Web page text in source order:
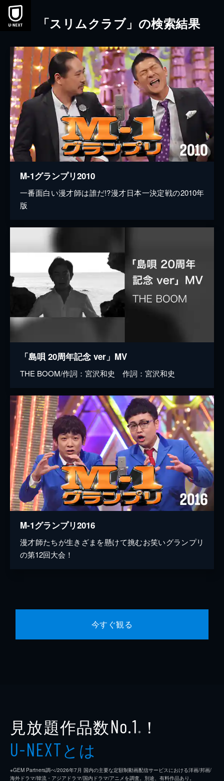
本文へスキップ
「スリムクラブ」の検索結果
M-1グランプリ2010
一番面白い漫才師は誰だ!?漫才日本一決定戦の2010年
版
「島唄 20周年記念 ver」MV
THE BOOM/作詞：宮沢和史 作詞：宮沢和史
M-1グランプリ2016
漫才師たちが生きざまを懸けて挑むお笑いグランプリ
の第12回大会！
今すぐ観る
見放題作品数No.1 ※ ！
U-NEXTとは
※GEM Partners調べ/2026年7⽉ 国内の主要な定額制動画配信サービスにおける洋画/邦画/
海外ドラマ/韓流・アジアドラマ/国内ドラマ/アニメを調査。別途、有料作品あり。